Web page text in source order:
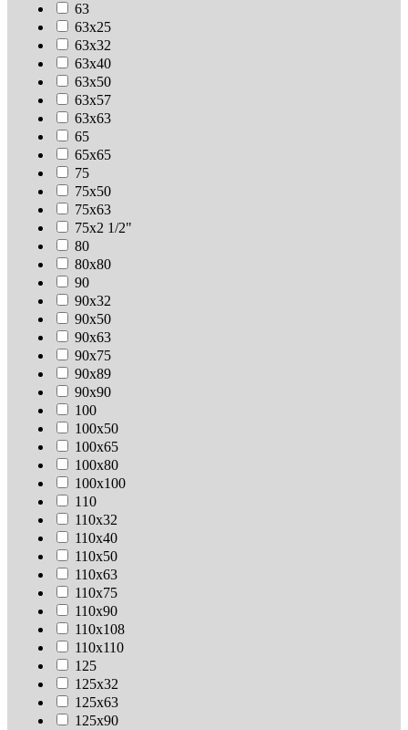
63
63х25
63х32
63х40
63х50
63х57
63х63
65
65х65
75
75х50
75х63
75х2 1/2"
80
80х80
90
90х32
90х50
90х63
90х75
90х89
90х90
100
100х50
100х65
100х80
100х100
110
110х32
110х40
110х50
110х63
110х75
110х90
110х108
110х110
125
125х32
125х63
125х90